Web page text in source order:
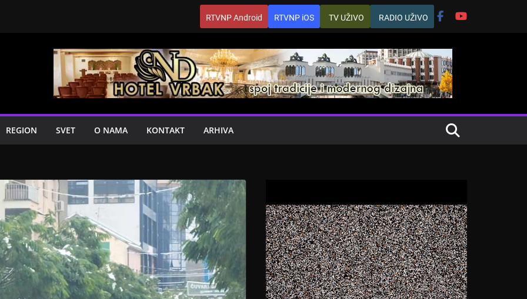
RTVNP Android RTVNP iOS TV UŽIVO RADIO UŽIVO
REGION SVET O NAMA KONTAKT ARHIVA